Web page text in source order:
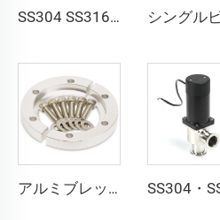
SS304 SS316L ホウケイ酸ガラス ISO-K 真空ステンレス鋼 ISO63-ISO200 真空覗き窓フランジ NW63-NW200 クランプ継手
アルミブレッチクランプ KF16/KF25/KF40/KF50 真空フランジ 高品質真空クランプ継手 NW16/25/40/50 単純な高真空チャンバーポット用